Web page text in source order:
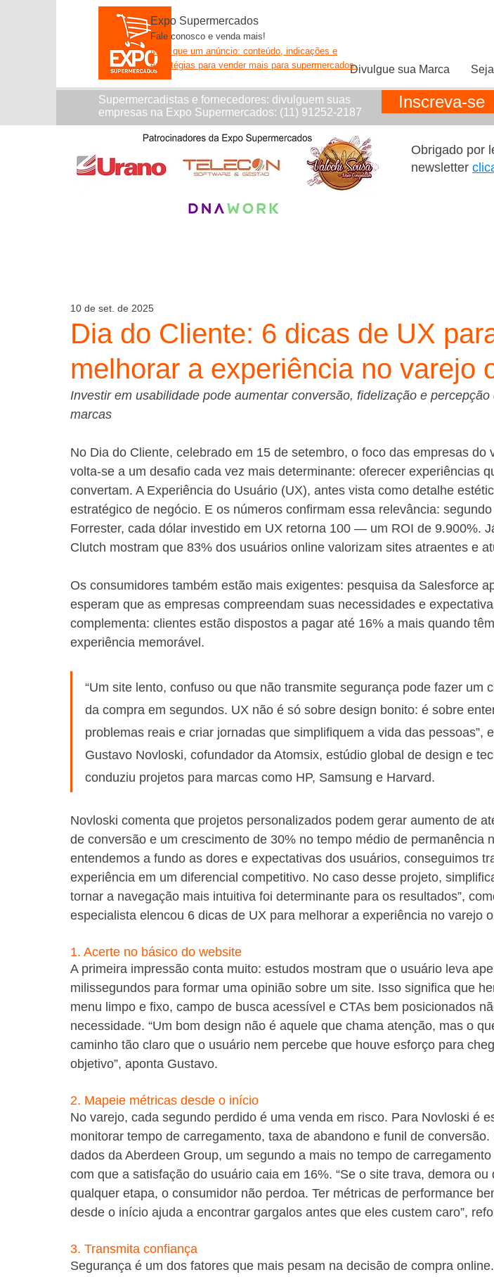
Divulgue sua Marca
Expo Supermercados
Fale conosco e venda mais!
Mais que um anúncio: conteúdo, indicações e
estratégias para vender mais para supermercados.
Supermercadistas e fornecedores: divulguem suas
empresas na Expo Supermercados: (11) 91252-2187
Inscreva-se
Obrigado por
newsletter
Dia do Cliente: 6 dicas de UX
melhorar a experiência no varejo
10 de set. de 2025
Investir em usabilidade pode aumentar conversão, fidelização e percepção
marcas
No Dia do Cliente, celebrado em 15 de setembro, o foco das empresas do
volta-se a um desafio cada vez mais determinante: oferecer experiências
convertam. A Experiência do Usuário (UX), antes vista como detalhe
estratégico de negócio. E os números confirmam essa relevância:
Forrester, cada dólar investido em UX retorna 100 — um ROI de 9.900%.
Clutch mostram que 83% dos usuários online valorizam sites atraentes e
Os consumidores também estão mais exigentes: pesquisa da Salesforce
esperam que as empresas compreendam suas necessidades e
complementa: clientes estão dispostos a pagar até 16% a mais quando
experiência memorável.
“Um site lento, confuso ou que não transmite segurança pode fazer um
da compra em segundos. UX não é só sobre design bonito: é sobre
problemas reais e criar jornadas que simplifiquem a vida das pessoas”,
Gustavo Novloski, cofundador da Atomsix, estúdio global de design e
conduziu projetos para marcas como HP, Samsung e Harvard.
Novloski comenta que projetos personalizados podem gerar aumento de
de conversão e um crescimento de 30% no tempo médio de permanência
entendemos a fundo as dores e expectativas dos usuários, conseguimos
experiência em um diferencial competitivo. No caso desse projeto,
tornar a navegação mais intuitiva foi determinante para os resultados”,
especialista elencou 6 dicas de UX para melhorar a experiência no varejo
1. Acerte no básico do website
A primeira impressão conta muito: estudos mostram que o usuário leva
milissegundos para formar uma opinião sobre um site. Isso significa que
menu limpo e fixo, campo de busca acessível e CTAs bem posicionados
necessidade. “Um bom design não é aquele que chama atenção, mas o
caminho tão claro que o usuário nem percebe que houve esforço para
objetivo”, aponta Gustavo.
2. Mapeie métricas desde o início
No varejo, cada segundo perdido é uma venda em risco. Para Novloski é
monitorar tempo de carregamento, taxa de abandono e funil de conversão.
dados da Aberdeen Group, um segundo a mais no tempo de
com que a satisfação do usuário caia em 16%. “Se o site trava, demora ou
qualquer etapa, o consumidor não perdoa. Ter métricas de performance
desde o início ajuda a encontrar gargalos antes que eles custem caro”,
3. Transmita confiança
Segurança é um dos fatores que mais pesam na decisão de compra